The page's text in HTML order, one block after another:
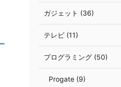
ガジェット (36)
テレビ (11)
プログラミング (50)
Progate (9)